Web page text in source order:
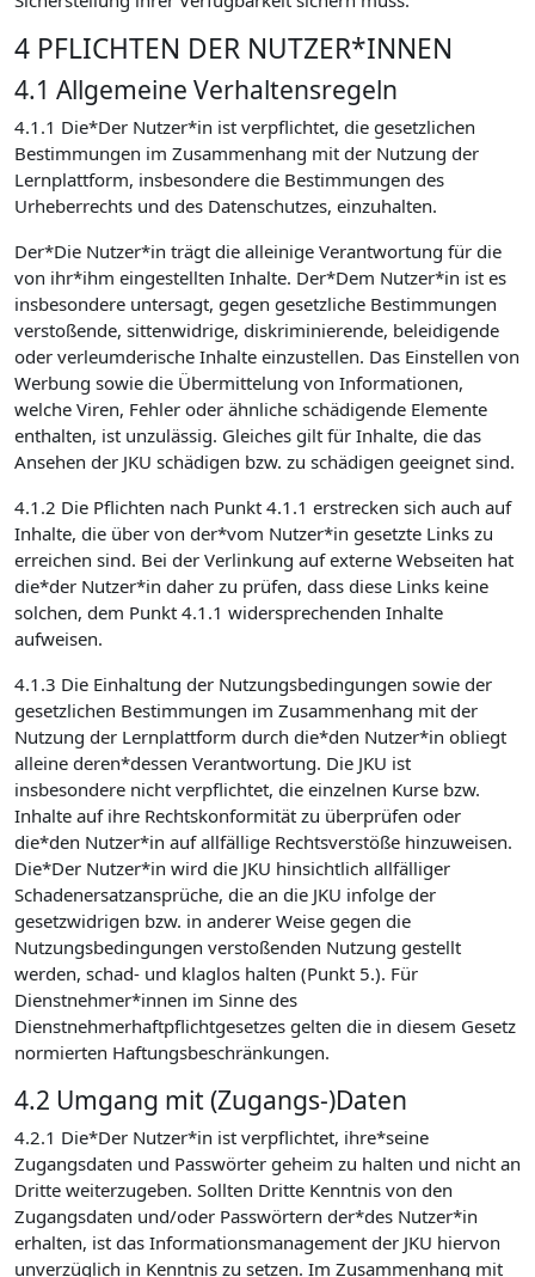
4 PFLICHTEN DER NUTZER*INNEN
4.1 Allgemeine Verhaltensregeln
4.1.1 Die*Der Nutzer*in ist verpflichtet, die gesetzlichen
Bestimmungen im Zusammenhang mit der Nutzung der
Lernplattform, insbesondere die Bestimmungen des
Urheberrechts und des Datenschutzes, einzuhalten.
Der*Die Nutzer*in trägt die alleinige Verantwortung für die
von ihr*ihm eingestellten Inhalte. Der*Dem Nutzer*in ist es
insbesondere untersagt, gegen gesetzliche Bestimmungen
verstoßende, sittenwidrige, diskriminierende, beleidigende
oder verleumderische Inhalte einzustellen. Das Einstellen von
Werbung sowie die Übermittelung von Informationen,
welche Viren, Fehler oder ähnliche schädigende Elemente
enthalten, ist unzulässig. Gleiches gilt für Inhalte, die das
Ansehen der JKU schädigen bzw. zu schädigen geeignet sind.
4.1.2 Die Pflichten nach Punkt 4.1.1 erstrecken sich auch auf
Inhalte, die über von der*vom Nutzer*in gesetzte Links zu
erreichen sind. Bei der Verlinkung auf externe Webseiten hat
die*der Nutzer*in daher zu prüfen, dass diese Links keine
solchen, dem Punkt 4.1.1 widersprechenden Inhalte
aufweisen.
4.1.3 Die Einhaltung der Nutzungsbedingungen sowie der
gesetzlichen Bestimmungen im Zusammenhang mit der
Nutzung der Lernplattform durch die*den Nutzer*in obliegt
alleine deren*dessen Verantwortung. Die JKU ist
insbesondere nicht verpflichtet, die einzelnen Kurse bzw.
Inhalte auf ihre Rechtskonformität zu überprüfen oder
die*den Nutzer*in auf allfällige Rechtsverstöße hinzuweisen.
Die*Der Nutzer*in wird die JKU hinsichtlich allfälliger
Schadenersatzansprüche, die an die JKU infolge der
gesetzwidrigen bzw. in anderer Weise gegen die
Nutzungsbedingungen verstoßenden Nutzung gestellt
werden, schad- und klaglos halten (Punkt 5.). Für
Dienstnehmer*innen im Sinne des
Dienstnehmerhaftpflichtgesetzes gelten die in diesem Gesetz
normierten Haftungsbeschränkungen.
4.2 Umgang mit (Zugangs-)Daten
4.2.1 Die*Der Nutzer*in ist verpflichtet, ihre*seine
Zugangsdaten und Passwörter geheim zu halten und nicht an
Dritte weiterzugeben. Sollten Dritte Kenntnis von den
Zugangsdaten und/oder Passwörtern der*des Nutzer*in
erhalten, ist das Informationsmanagement der JKU hiervon
unverzüglich in Kenntnis zu setzen. Im Zusammenhang mit